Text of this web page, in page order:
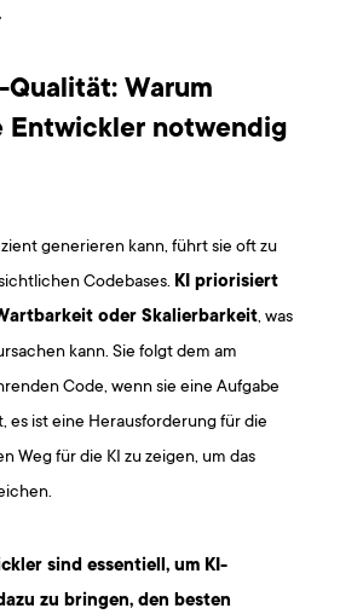
Qualität: Warum
Entwickler notwendig
generieren kann, führt sie oft zu
Codebases. KI priorisiert
oder Skalierbarkeit, was
kann. Sie folgt dem am
Code, wenn sie eine Aufgabe
es ist eine Herausforderung für die
Weg für die KI zu zeigen, um das
sind essentiell, um KI-
zu bringen, den besten